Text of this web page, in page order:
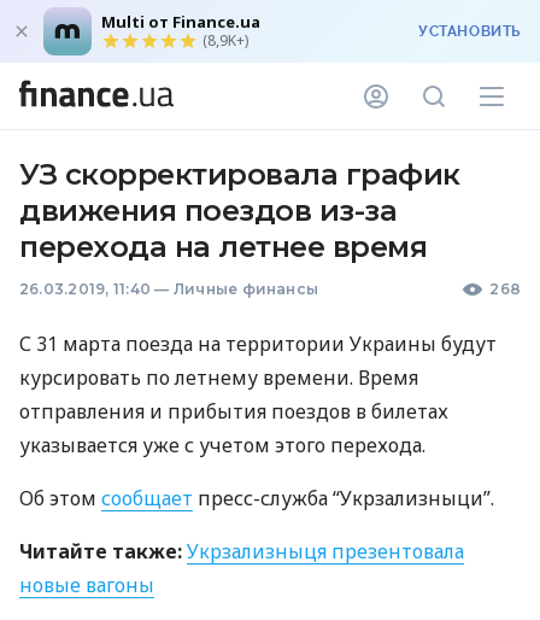
Multi от Finance.ua
(8,9K+) УСТАНОВИТЬ
УЗ скорректировала график
движения поездов из-за
перехода на летнее время
26.03.2019, 11:40 — Личные финансы 268
С 31 марта поезда на территории Украины будут
курсировать по летнему времени. Время
отправления и прибытия поездов в билетах
указывается уже с учетом этого перехода.
Об этом сообщает пресс-служба “Укрзализныци”.
Читайте также:Укрзализныця презентовала
новые вагоны